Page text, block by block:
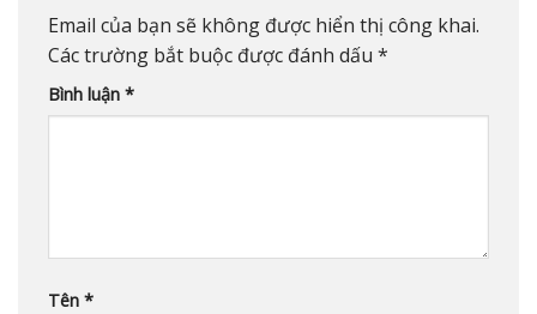
Email của bạn sẽ không được hiển thị công khai.
Các trường bắt buộc được đánh dấu *
Bình luận *
Tên *